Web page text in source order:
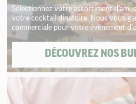
Sélectionnez votre assortiment
votre cocktail dinatoire. Nous vous
commerciale pour votre événement
DÉCOUVREZ NOS